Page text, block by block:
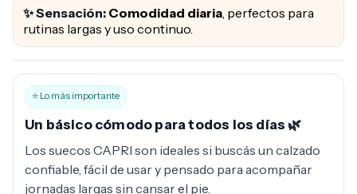
✨ Sensación: Comodidad diaria, perfectos para
rutinas largas y uso continuo.
⭐ Lo más importante
Un básico cómodo para todos los días 🌿
Los suecos CAPRI son ideales si buscás un calzado
confiable, fácil de usar y pensado para acompañar
jornadas largas sin cansar el pie.